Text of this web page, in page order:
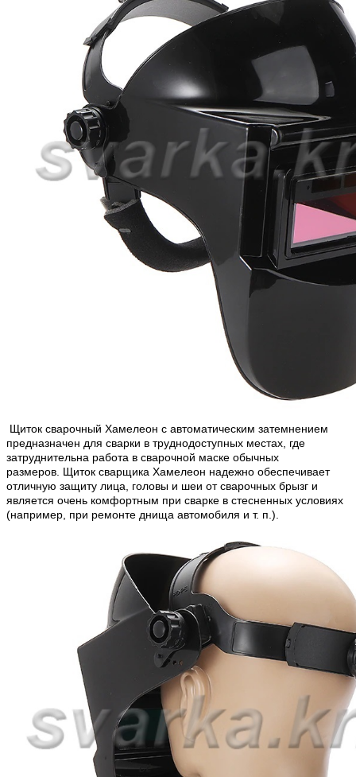
Щиток сварочный Хамелеон с автоматическим затемнением
предназначен для сварки в труднодоступных местах, где
затруднительна работа в сварочной маске обычных
размеров. Щиток сварщика Хамелеон надежно обеспечивает
отличную защиту лица, головы и шеи от сварочных брызг и
является очень комфортным при сварке в стесненных условиях
(например, при ремонте днища автомобиля и т. п.).